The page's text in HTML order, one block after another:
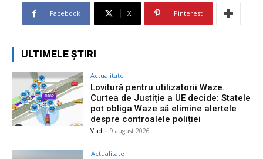
Facebook X Pinterest
ULTIMELE ȘTIRI
Actualitate
Lovitură pentru utilizatorii Waze.
Curtea de Justiție a UE decide: Statele
pot obliga Waze să elimine alertele
despre controalele poliției
Vlad - 9 august 2026
Actualitate